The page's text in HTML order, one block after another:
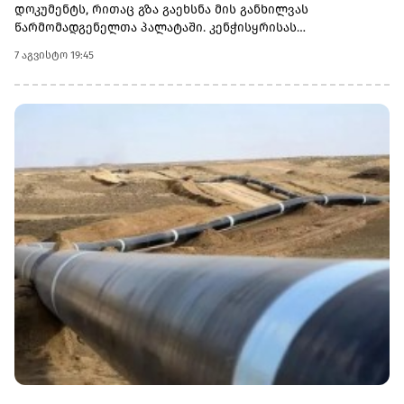
დოკუმენტს, რითაც გზა გაეხსნა მის განხილვას
წარმომადგენელთა პალატაში. კენჭისყრისას
წინააღმდეგ კანონპროექტზე, სახელწოდებით „ლინდსი ო.
გრემის 2026 წლის სანქციების აქტი რუსეთისა და ირანის
წინააღმდეგ“. საბოლოო დათვლით შედეგი 86 ხმა 11-ის
აშშ-ის პრეზიდენტმა დონალდ ტრამპმა უნდა მოაწეროს
ხელი. უცნობია, როდის განიხილავს კანონპროექტს
პალატა.კანონპროექტის ინიციატორად დასახელებულია
სენატორი ლინდსი გრემი, რომელიც 2026 წლის 11 ივლისს
გარდაიცვალა. „ეს კანონი პუტინს მტკივნეულ ადგილზე
ურტყამს“, - განაცხადა მისმა დამ დარლინ გრემ ნორდონმა,
რომელმაც სენატში მისი ადგილი დაიკავა.„დღეს ზელენსკი
ამას უკრაინიდან აკვირდება, ხოლო პუტინი - მოსკოვიდან“,
- განაცხადა სენატორმა რიჩარდ ბლუმენთალმა,
დემოკრატმა კონექტიკუტის შტატიდან, რომელიც სამხრეთ
კაროლინას აწგანსვენებულ სენატორ ლინდსი გრემთან
ერთად მუშაობდა სანქციების პაკეტზე. „მინდა ვიფიქრო,
რომ ლინდსი გრემიც ხედავს ამას “, - თქვა ბლუმენთალმა.
„დღეს ჩვენ უკრაინის ხალხს ვეუბნებით: თქვენ მარტო არ
7 აგვისტო 19:45